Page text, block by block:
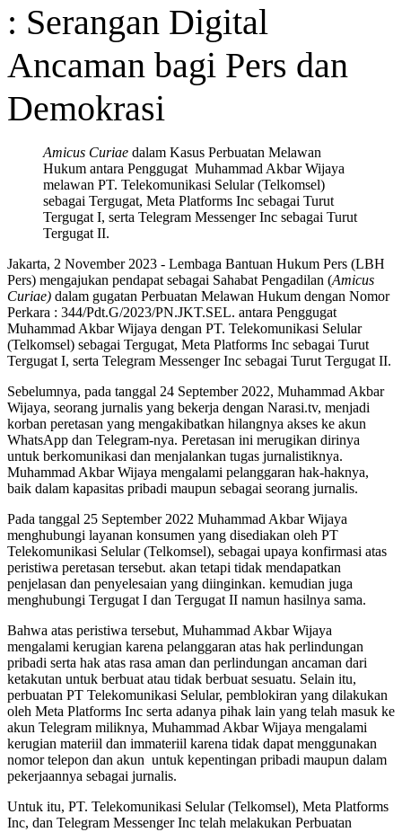
: Serangan Digital
Ancaman bagi Pers dan
Demokrasi
Amicus Curiae dalam Kasus Perbuatan Melawan
Hukum antara Penggugat Muhammad Akbar Wijaya
melawan PT. Telekomunikasi Selular (Telkomsel)
sebagai Tergugat, Meta Platforms Inc sebagai Turut
Tergugat I, serta Telegram Messenger Inc sebagai Turut
Tergugat II.
Jakarta, 2 November 2023 - Lembaga Bantuan Hukum Pers (LBH
Pers) mengajukan pendapat sebagai Sahabat Pengadilan (Amicus
Curiae) dalam gugatan Perbuatan Melawan Hukum dengan Nomor
Perkara : 344/Pdt.G/2023/PN.JKT.SEL. antara Penggugat
Muhammad Akbar Wijaya dengan PT. Telekomunikasi Selular
(Telkomsel) sebagai Tergugat, Meta Platforms Inc sebagai Turut
Tergugat I, serta Telegram Messenger Inc sebagai Turut Tergugat II.
Sebelumnya, pada tanggal 24 September 2022, Muhammad Akbar
Wijaya, seorang jurnalis yang bekerja dengan Narasi.tv, menjadi
korban peretasan yang mengakibatkan hilangnya akses ke akun
WhatsApp dan Telegram-nya. Peretasan ini merugikan dirinya
untuk berkomunikasi dan menjalankan tugas jurnalistiknya.
Muhammad Akbar Wijaya mengalami pelanggaran hak-haknya,
baik dalam kapasitas pribadi maupun sebagai seorang jurnalis.
Pada tanggal 25 September 2022 Muhammad Akbar Wijaya
menghubungi layanan konsumen yang disediakan oleh PT
Telekomunikasi Selular (Telkomsel), sebagai upaya konfirmasi atas
peristiwa peretasan tersebut. akan tetapi tidak mendapatkan
penjelasan dan penyelesaian yang diinginkan. kemudian juga
menghubungi Tergugat I dan Tergugat II namun hasilnya sama.
Bahwa atas peristiwa tersebut, Muhammad Akbar Wijaya
mengalami kerugian karena pelanggaran atas hak perlindungan
pribadi serta hak atas rasa aman dan perlindungan ancaman dari
ketakutan untuk berbuat atau tidak berbuat sesuatu. Selain itu,
perbuatan PT Telekomunikasi Selular, pemblokiran yang dilakukan
oleh Meta Platforms Inc serta adanya pihak lain yang telah masuk ke
akun Telegram miliknya, Muhammad Akbar Wijaya mengalami
kerugian materiil dan immateriil karena tidak dapat menggunakan
nomor telepon dan akun untuk kepentingan pribadi maupun dalam
pekerjaannya sebagai jurnalis.
Untuk itu, PT. Telekomunikasi Selular (Telkomsel), Meta Platforms
Inc, dan Telegram Messenger Inc telah melakukan Perbuatan